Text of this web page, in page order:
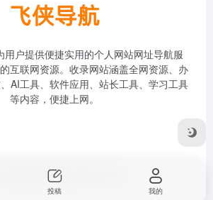
用户提供便捷实用的个人网站网址导航服
互联网资源。收录网站涵盖全网资源、办
AI工具、软件应用、站长工具、学习工具
等内容，便捷上网。
冀ICP备2024065497号-4
投稿 我的